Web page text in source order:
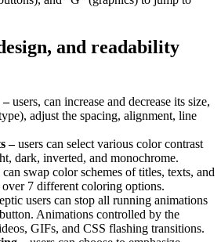
and readability
–users, can increase and decrease its size,
adjust the spacing, alignment, line
–users can select various color contrast
dark, inverted, and monochrome.
swap color schemes of titles, texts, and
7 different coloring options.
users can stop all running animations
Animations controlled by the
GIFs, and CSS flashing transitions.